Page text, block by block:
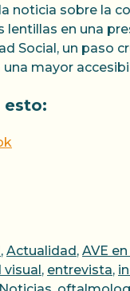
noticia sobre la
lentillas en una
Social, un paso
mayor
esto:
, Actualidad , AVE
, entrevista,